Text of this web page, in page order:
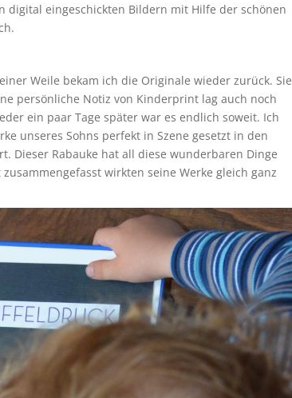
digital eingeschickten Bildern mit Hilfe der schönen
Weile bekam ich die Originale wieder zurück. Sie
persönliche Notiz von Kinderprint lag auch noch
ein paar Tage später war es endlich soweit. Ich
unseres Sohns perfekt in Szene gesetzt in den
Dieser Rabauke hat all diese wunderbaren Dinge
wirkten seine Werke gleich ganz